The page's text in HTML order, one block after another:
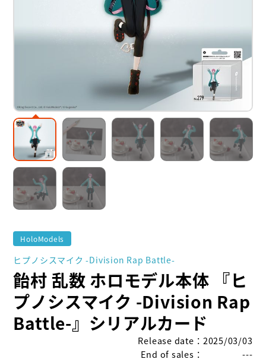
HoloModels
ヒプノシスマイク -Division Rap Battle-
飴村 乱数 ホロモデル本体 『ヒ
プノシスマイク -Division Rap
Battle-』シリアルカード
Release date ： 2025/03/03
End of sales ： ---